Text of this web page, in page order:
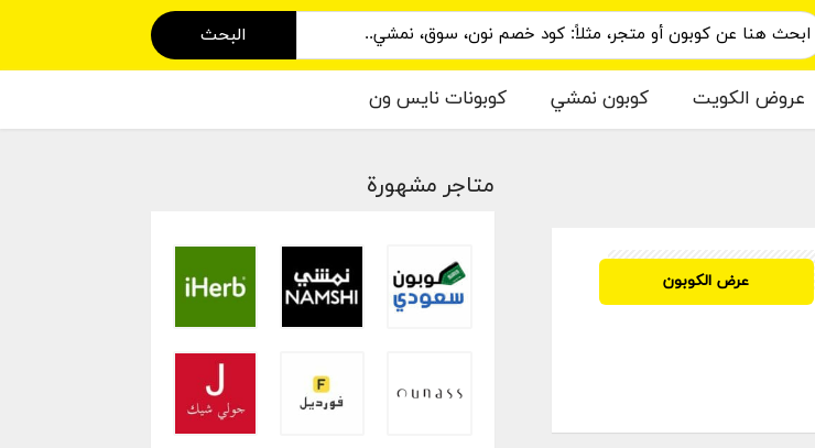
البحث
عروض الكويت كوبون نمشي كوبونات نايس ون
عرض الكوبون
متاجر مشهورة